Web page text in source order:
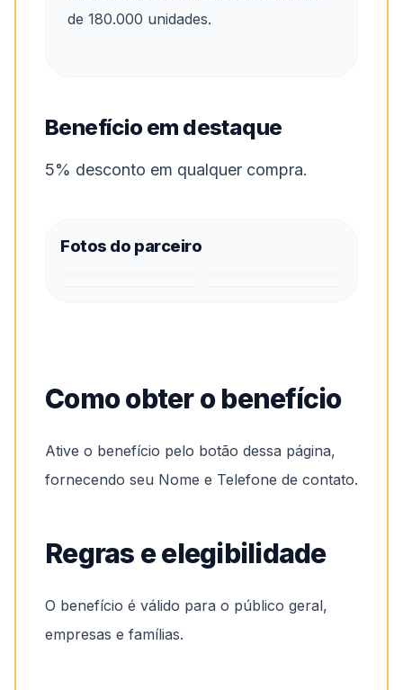
de 180.000 unidades.
Benefício em destaque
5% desconto em qualquer compra.
Fotos do parceiro
Como obter o benefício
Ative o benefício pelo botão dessa página,
fornecendo seu Nome e Telefone de contato.
Regras e elegibilidade
O benefício é válido para o público geral,
empresas e famílias.